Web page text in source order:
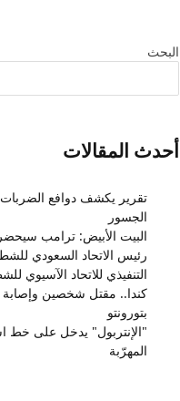
البحث
أحدث المقالات
تقرير يكشف دوافع
الجسور
البيت الأبيض: ترامب سيحضر
رئيس الاتحاد السعودي
التنفيذي للاتحاد الآسيوي
بتورونتو
"الإنتربول" يدخل على خط
المهرّبة